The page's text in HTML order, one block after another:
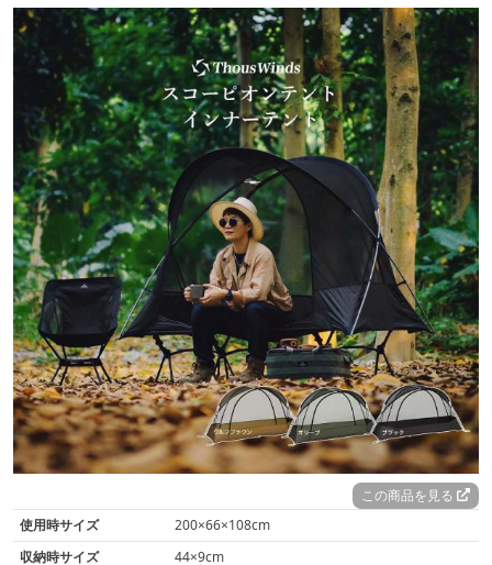
この商品を見る
使用時サイズ
200×66×108cm
収納時サイズ
44×9cm